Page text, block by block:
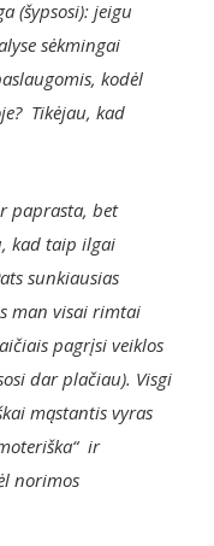
(šypsosi): jeigu
sėkmingai
kodėl
Tikėjau, kad
paprasta, bet
kad taip ilgai
sunkiausias
man visai rimtai
pagrįsi veiklos
dar plačiau). Visgi
mąstantis vyras
ir
norimos